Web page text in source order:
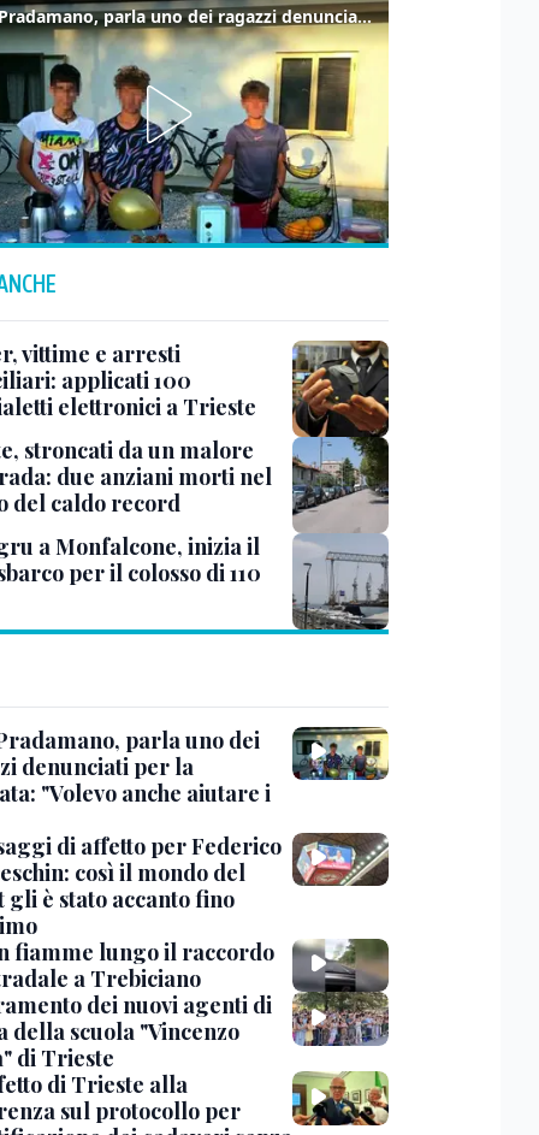
Caso Pradamano, parla uno dei ragazzi denunciati per la limonata: "Volevo anche aiutare i miei"
vittime e arresti
applicati 100
elettronici a Trieste
stroncati da un malore
due anziani morti nel
del caldo record
a Monfalcone, inizia il
per il colosso di 110
parla uno dei
denunciati per la
"Volevo anche aiutare i
di affetto per Federico
così il mondo del
gli è stato accanto fino
fiamme lungo il raccordo
a Trebiciano
dei nuovi agenti di
della scuola "Vincenzo
di Trieste
di Trieste alla
sul protocollo per